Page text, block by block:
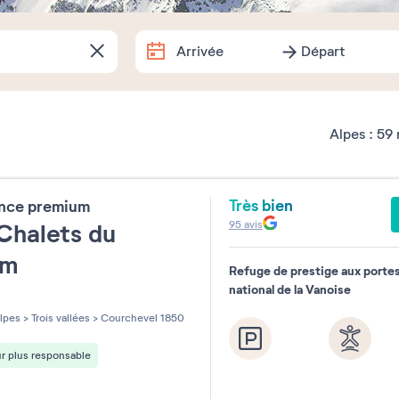
Arrivée Départ
ma me
1
6
14
18 19 21
Alpes : 59
premium
du
sur 5
> Trois vallées > Courchevel 1850
plus responsable
Très bien
95avis
Refuge de prestige aux
national de la Vanoise